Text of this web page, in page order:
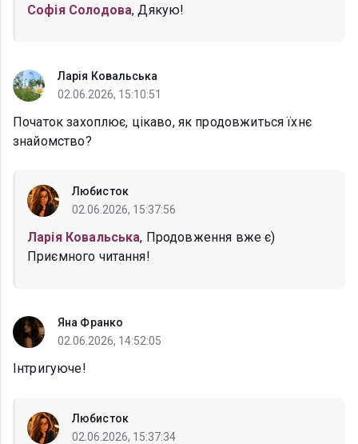
Софія Солодова, Дякую!
Ларія Ковальська
02.06.2026, 15:10:51
Початок захоплює, цікаво, як продовжиться їхнє
знайомство?
Любисток
02.06.2026, 15:37:56
Ларія Ковальська, Продовження вже є)
Приємного читання!
Яна Франко
02.06.2026, 14:52:05
Інтригуюче!
Любисток
02.06.2026, 15:37:34